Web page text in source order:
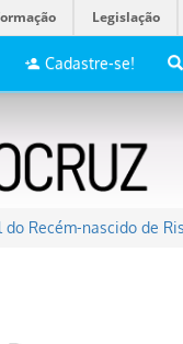
Legislação
Cadastre-se!
Recém-nascido de